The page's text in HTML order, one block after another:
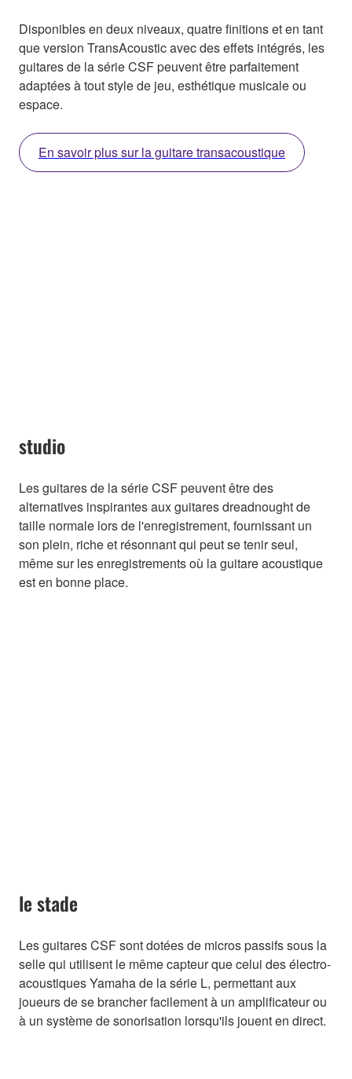
Disponibles en deux niveaux, quatre finitions et en tant
que version TransAcoustic avec des effets intégrés, les
guitares de la série CSF peuvent être parfaitement
adaptées à tout style de jeu, esthétique musicale ou
espace.
En savoir plus sur la guitare transacoustique
studio
Les guitares de la série CSF peuvent être des
alternatives inspirantes aux guitares dreadnought de
taille normale lors de l'enregistrement, fournissant un
son plein, riche et résonnant qui peut se tenir seul,
même sur les enregistrements où la guitare acoustique
est en bonne place.
le stade
Les guitares CSF sont dotées de micros passifs sous la
selle qui utilisent le même capteur que celui des électro-
acoustiques Yamaha de la série L, permettant aux
joueurs de se brancher facilement à un amplificateur ou
à un système de sonorisation lorsqu'ils jouent en direct.